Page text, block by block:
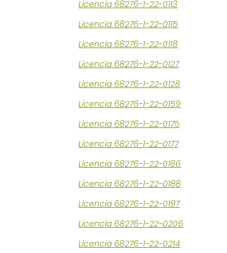
Licencia 68276-1-22-0113
Licencia 68276-1-22-0115
Licencia 68276-1-22-0118
Licencia 68276-1-22-0127
Licencia 68276-1-22-0128
Licencia 68276-1-22-0159
Licencia 68276-1-22-0175
Licencia 68276-1-22-0177
Licencia 68276-1-22-0186
Licencia 68276-1-22-0188
Licencia 68276-1-22-0197
Licencia 68276-1-22-0206
Licencia 68276-1-22-0214